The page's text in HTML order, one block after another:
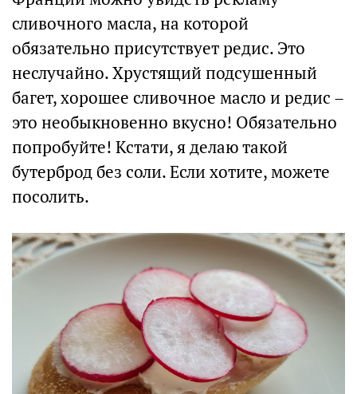
сливочного масла, на которой
обязательно присутствует редис. Это
неслучайно. Хрустящий подсушенный
багет, хорошее сливочное масло и редис –
это необыкновенно вкусно! Обязательно
попробуйте! Кстати, я делаю такой
бутерброд без соли. Если хотите, можете
посолить.